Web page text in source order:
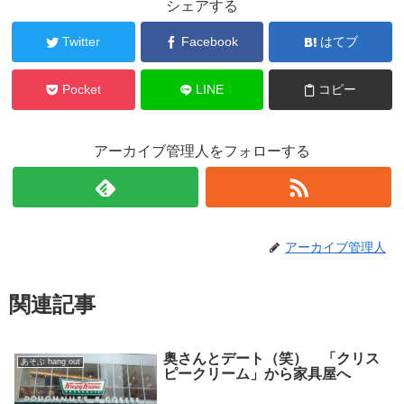
シェアする
Twitter Facebook はてブ
Pocket LINE コピー
アーカイブ管理人をフォローする
アーカイブ管理人
関連記事
あそぶ hang out
奥さんとデート（笑） 「クリス
ピークリーム」から家具屋へ